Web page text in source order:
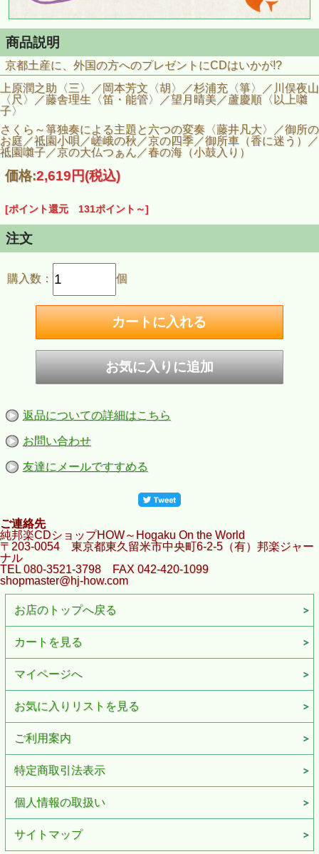
商品説明
京都土産に、外国の方へのプレゼントにCDはいかが!?
上原潤之助〈三〉／岡本芳文〈胡〉／杉浦充〈箏〉／川俣夜山
〈尺〉／藤舎理生〈笛・能管〉／望月晴美／蘆慶順〈以上囃
子〉
さくら～箏独奏による主題と六つの変奏〈藤井凡大〉／御所の
お庭／祗園小唄／嵯峨の秋／京の四季／御所車（香に迷う）／
祗園囃子／京の大仏つぁん／春の海（小鼓入り）
価格:2,619円(税込)
[ポイント還元 131ポイント～]
注文
購入数： 個
返品についての詳細はこちら
お問い合わせ
友達にメールですすめる
ご連絡先
純邦楽CDショップHOW～Hogaku On the World
〒203-0054 東京都東久留米市中央町6-2-5（有）邦楽ジャー
ナル
TEL 080-3521-3798 FAX 042-420-1099
shopmaster@hj-how.com
お店のトップへ戻る
カートを見る
マイページへ
お気に入りリストを見る
ご利用案内
特定商取引法表示
個人情報の取扱い
サイトマップ